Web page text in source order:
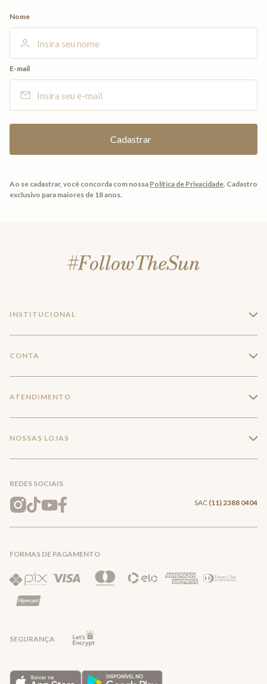
Nome
E-mail
Ao se cadastrar, você concorda com nossa Política de Privacidade. Cadastro
exclusivo para maiores de 18 anos.
INSTITUCIONAL +
Trabalhe conosco
Mapa do Site
CONTA +
Meus pedidos
Wishlist
ATENDIMENTO +
Entrega e Frete
Trocas e Devoluções
Política de Privacidade
NOSSAS LOJAS +
REDES SOCIAIS
SAC (11) 2388 0404
FORMAS DE PAGAMENTO
SEGURANÇA